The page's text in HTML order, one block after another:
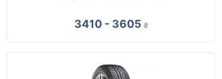
3410 - 3605 ₴